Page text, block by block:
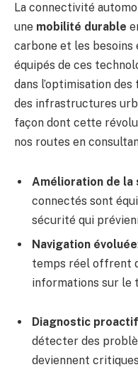
La connectivité
une mobilité durable
carbone et les besoins
équipés de ces
dans l’optimisation
des infrastructures
façon dont cette
nos routes en
Amélioration de la
connectés sont
sécurité qui
Navigation évoluée
temps réel offrent
informations sur le
Diagnostic proactif
détecter des
deviennent